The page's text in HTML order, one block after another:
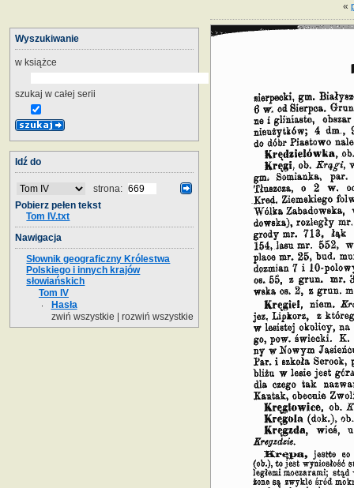
«
Wyszukiwanie
w książce
szukaj w całej serii
Idź do
strona:
Pobierz pełen tekst
Tom IV.txt
Nawigacja
Słownik geograficzny Królestwa
Polskiego i innych krajów
słowiańskich
Tom IV
Hasła
zwiń wszystkie
rozwiń wszystkie